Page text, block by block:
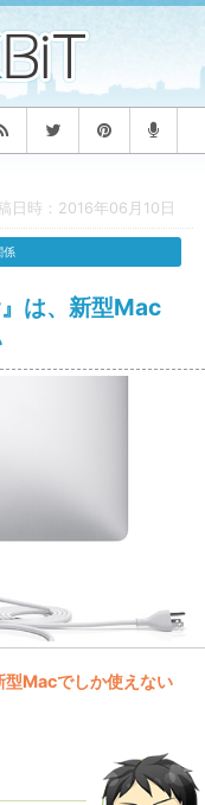
日時：2016年06月10日
は、新型Mac
係
Macでしか使えない